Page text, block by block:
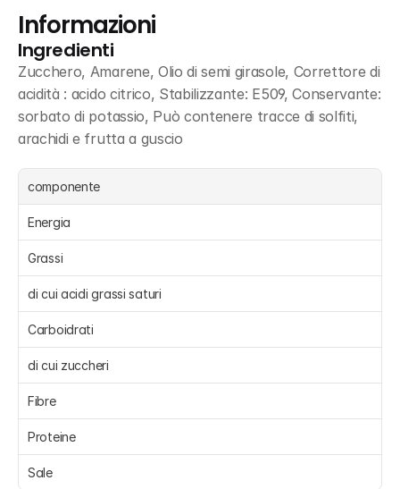
Informazioni
Ingredienti
Zucchero, Amarene, Olio di semi girasole, Correttore di
acidità : acido citrico, Stabilizzante: E509, Conservante:
sorbato di potassio, Può contenere tracce di solfiti,
arachidi e frutta a guscio
componente
Energia
Grassi
di cui acidi grassi saturi
Carboidrati
di cui zuccheri
Fibre
Proteine
Sale